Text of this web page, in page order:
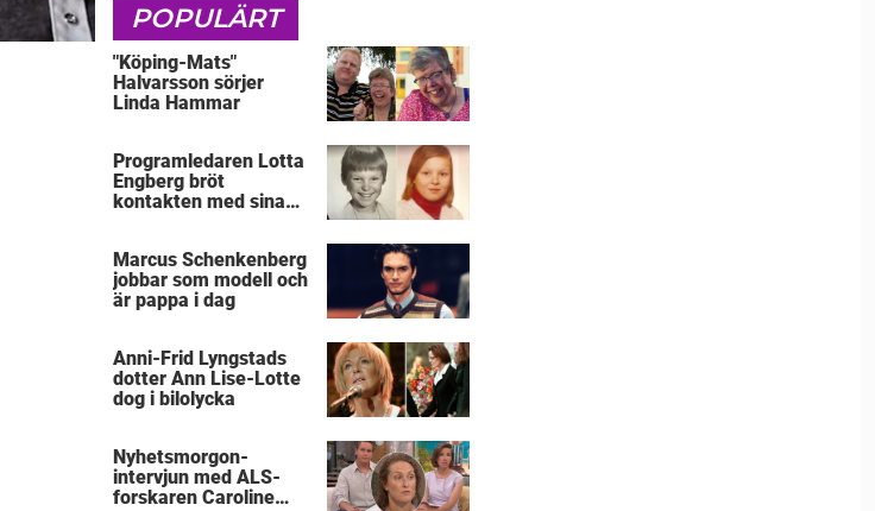
POPULÄRT
"Köping-Mats"
Halvarsson sörjer
Linda Hammar
Programledaren Lotta
Engberg bröt
kontakten med sina
Marcus Schenkenberg
jobbar som modell och
är pappa i dag
Anni-Frid Lyngstads
dotter Ann Lise-Lotte
dog i bilolycka
Nyhetsmorgon-
intervjun med ALS-
forskaren Caroline